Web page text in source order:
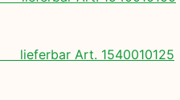
lieferbar Art. 1540010125